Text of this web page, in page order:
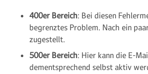
400er Bereich: Bei diesen
begrenztes Problem. Nach ein
zugestellt.
500er Bereich: Hier kann die E-
dementsprechend selbst aktiv